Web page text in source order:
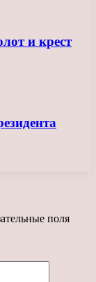
и крест
поля